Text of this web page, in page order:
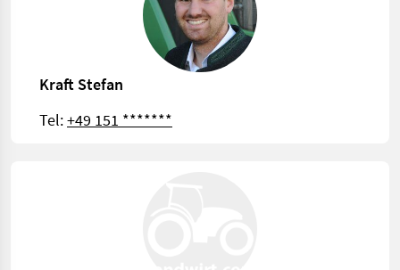
Kraft Stefan
Tel:+49 151 *******